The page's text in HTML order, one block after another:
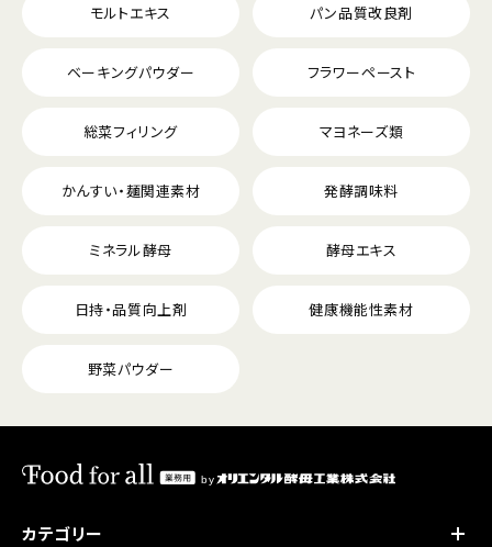
モルトエキス パン品質改良剤
ベーキングパウダー フラワーペースト
総菜フィリング マヨネーズ類
かんすい・麺関連素材 発酵調味料
ミネラル酵母 酵母エキス
日持・品質向上剤 健康機能性素材
野菜パウダー
カテゴリー